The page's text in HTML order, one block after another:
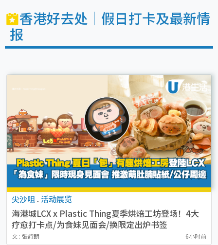
香港好去处｜假日打卡及最新情
报
尖沙咀 . 活动展览
海港城LCX x Plastic Thing夏季烘焙工坊登场！4大
疗愈打卡点/为食妹见面会/换限定出炉书签
文 : 張詩朗 6小时前